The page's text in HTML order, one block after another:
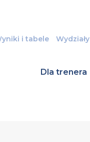
i tabele Wydziały
Dla trenera